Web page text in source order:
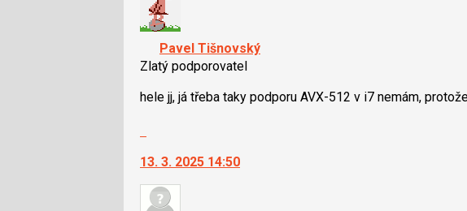
nový
názor
K
navigaci
lze
použít
i
následující
a
P
Pavel Tišnovský
Zlatý podporovatel
hele jj, já třeba taky podporu AVX-512 v i7 nemám,
další
nový
názor.
13. 3. 2025 14:50